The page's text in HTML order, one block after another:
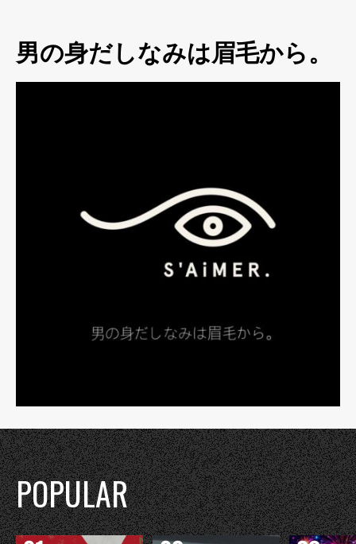
男の身だしなみは眉毛から。
POPULAR